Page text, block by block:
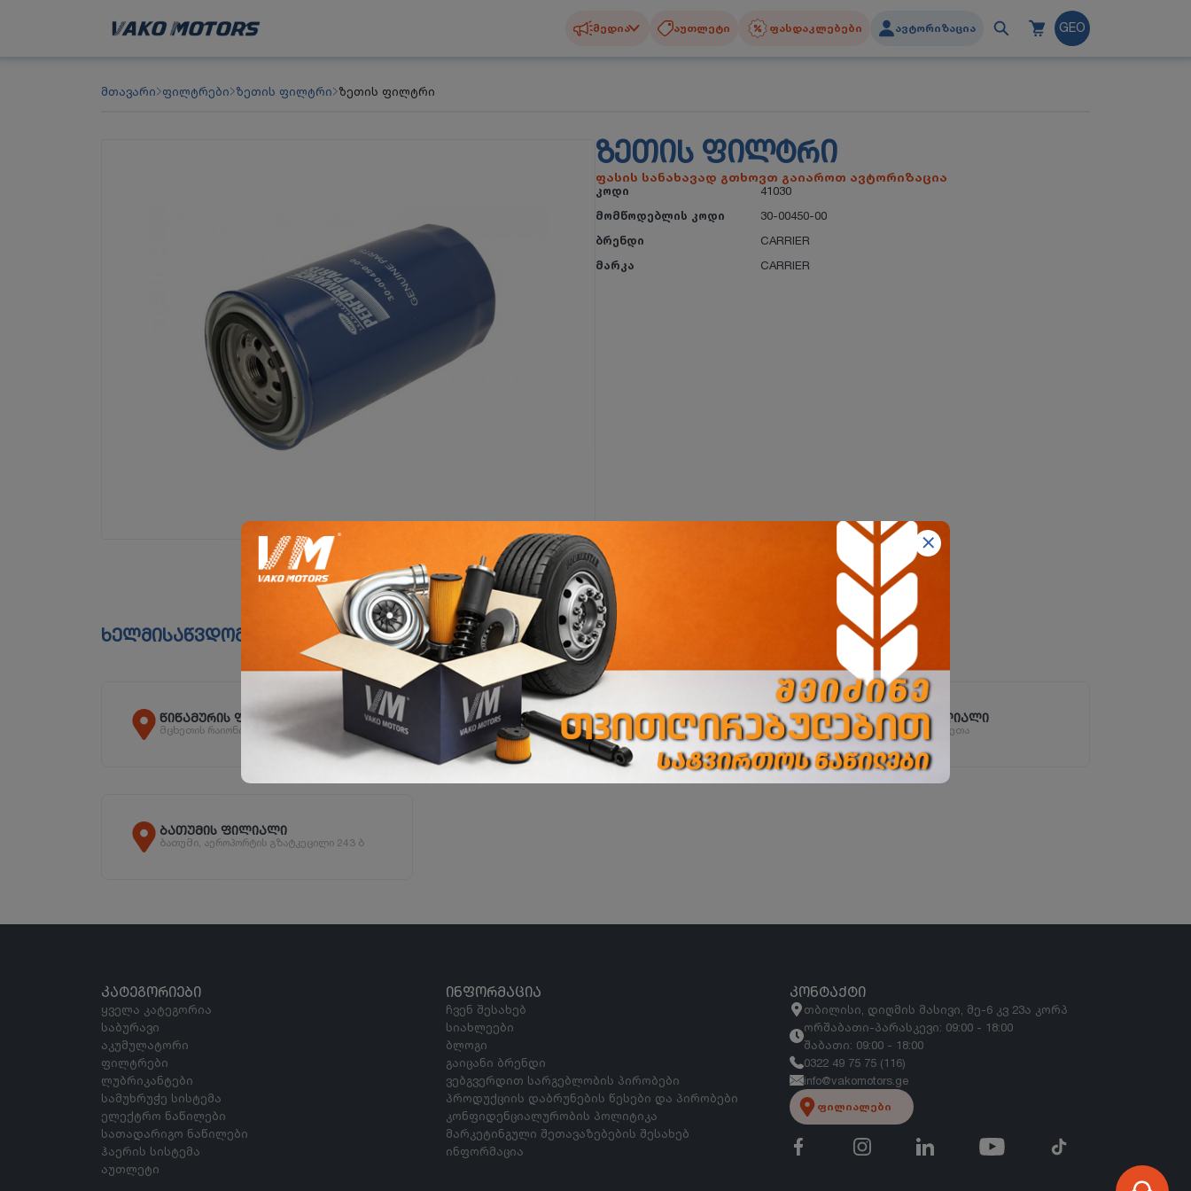
მედია აუთლეტი ფასდაკლებები ავტორიზაცია GEO
მთავარი ფილტრები ზეთის ფილტრი ზეთის ფილტრი
ᲖᲔᲗᲘᲡ ᲤᲘᲚᲢᲠᲘ
ფასის სანახავად გთხოვთ გაიაროთ ავტორიზაცია
კოდი
41030
მომწოდებლის კოდი
30-00450-00
ბრენდი
CARRIER
მარკა
CARRIER
ხელმისაწვდომია ფილიალებში
წიწამურის ფილიალი
მცხეთის რაიონი, სოფ. წიწამური
ორხევის ფილიალი
ორხევის დასახლება, ჩანტლაძის N15
ზესტაფონის ფილიალი
ზესტაფონი, სოფ. არგვეთა
ბათუმის ფილიალი
ბათუმი, აეროპორტის გზატკეცილი 243 ბ
ᲙᲐᲢᲔᲒᲝᲠᲘᲔᲑᲘ
ყველა კატეგორია
საბურავი
აკუმულატორი
ფილტრები
ლუბრიკანტები
სამუხრუჭე სისტემა
ელექტრო ნაწილები
სათადარიგო ნაწილები
ჰაერის სისტემა
აუთლეტი
ᲘᲜᲤᲝᲠᲛᲐᲪᲘᲐ
ჩვენ შესახებ
სიახლეები
ბლოგი
გაიცანი ბრენდი
ვებგვერდით სარგებლობის პირობები
პროდუქციის დაბრუნების წესები და პირობები
კონფიდენციალურობის პოლიტიკა
მარკეტინგული შეთავაზებების შესახებ
ინფორმაცია
ᲙᲝᲜᲢᲐᲥᲢᲘ
თბილისი, დიღმის მასივი, მე-6 კვ 23ა კორპ
ორშაბათი-პარასკევი: 09:00 - 18:00
შაბათი: 09:00 - 18:00
0322 49 75 75 (116)
info@vakomotors.ge
ფილიალები